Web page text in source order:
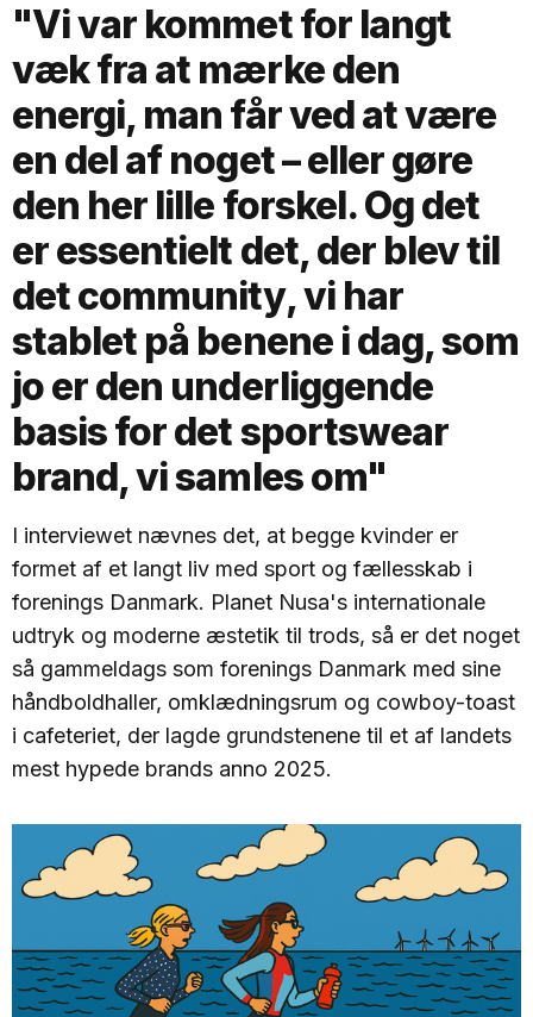
"Vi var kommet for langt
væk fra at mærke den
energi, man får ved at være
en del af noget – eller gøre
den her lille forskel. Og det
er essentielt det, der blev til
det community, vi har
stablet på benene i dag, som
jo er den underliggende
basis for det sportswear
brand, vi samles om"
I interviewet nævnes det, at begge kvinder er
formet af et langt liv med sport og fællesskab i
forenings Danmark. Planet Nusa's internationale
udtryk og moderne æstetik til trods, så er det noget
så gammeldags som forenings Danmark med sine
håndboldhaller, omklædningsrum og cowboy-toast
i cafeteriet, der lagde grundstenene til et af landets
mest hypede brands anno 2025.